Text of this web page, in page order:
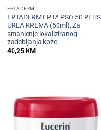
EPTADERM
EPTADERM EPTA PSO 50 PLUS
UREA KREMA (50ml), Za
smanjenje lokaliziranog
zadebljanja kože
40,25KM